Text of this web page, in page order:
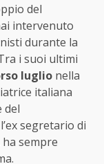
del
intervenuto
durante la
i suoi ultimi
luglio nella
italiana
del
segretario di
sempre